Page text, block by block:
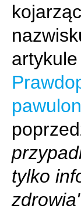
artykule
tylko